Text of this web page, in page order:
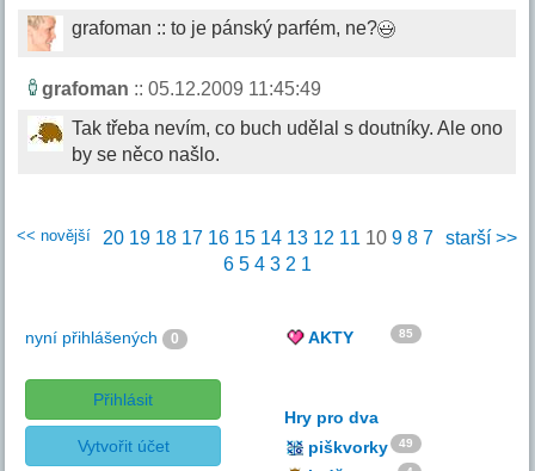
grafoman :: to je pánský parfém, ne?
grafoman :: 05.12.2009 11:45:49
Tak třeba nevím, co buch udělal s doutníky. Ale ono
by se něco našlo.
starší >>
<< novější 20 19 18 17 16 15 14 13 12 11 109 8 7
6 5 4 3 2 1
nyní přihlášených 0
Přihlásit
Vytvořit účet
AKTY 85
Hry pro dva
piškvorky
49